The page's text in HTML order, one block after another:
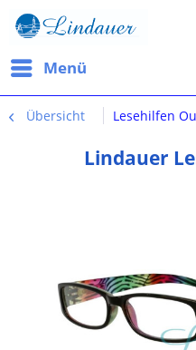
Menü
Übersicht Lesehilfen
Lindauer